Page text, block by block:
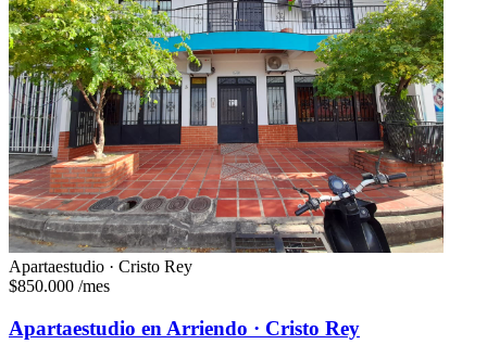
Apartaestudio · Cristo Rey
$850.000 /mes
Apartaestudio en Arriendo · Cristo Rey